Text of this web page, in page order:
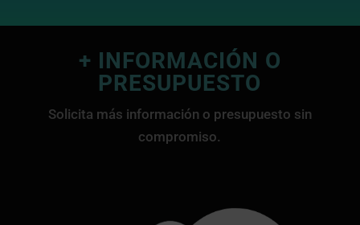
+ INFORMACIÓN O
PRESUPUESTO
Solicita más información o presupuesto sin
compromiso.